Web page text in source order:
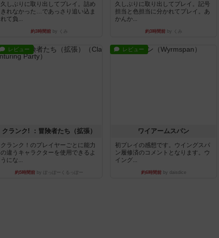
久しぶりに取り出してプレイ。詰め
きれなかった…であっさり追い込ま
れて負...
約3時間前by くみ
久しぶりに取り出してプレイ。記号
担当と色担当に分かれてプレイ。あ
かんか...
約3時間前by くみ
レビュー
クランク! ：冒険者たち（拡張）
クランク！のプレイヤーごとに能力
の違うキャラクターを使用できるよ
うにな...
約5時間前 by ぽっぽーくるっぽー
レビュー
ワイアームスパン
初プレイの感想です。ウイングスパ
ン履修済のコメントとなります。ウ
イング...
約6時間前by daisdice